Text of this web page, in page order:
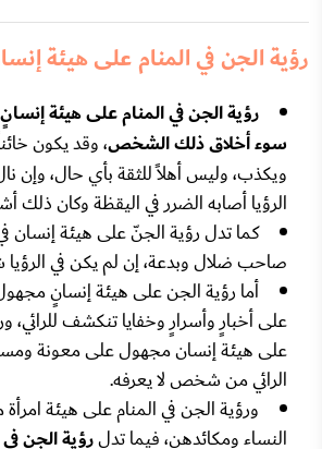
رؤية الجن في المنام على هيئة
رؤية الجن في المنام على هيئة
سوء أخلاق ذلك الشخص، وقد يكون
ويكذب، وليس أهلاً للثقة بأي حال، وإن
الرؤيا أصابه الضرر في اليقظة وكان ذلك
كما تدل رؤية الجنّ على هيئة إنسان في
صاحب ضلال وبدعة، إن لم يكن في
أما رؤية الجن على هيئة إنسانٍ
على أخبارٍ وأسرارٍ وخفايا تنكشف للرائي،
على هيئة إنسان مجهول على معونة
الرائي من شخص لا يعرفه.
ورؤية الجن في المنام على هيئة
النساء ومكائدهن، فيما تدلرؤية الجن